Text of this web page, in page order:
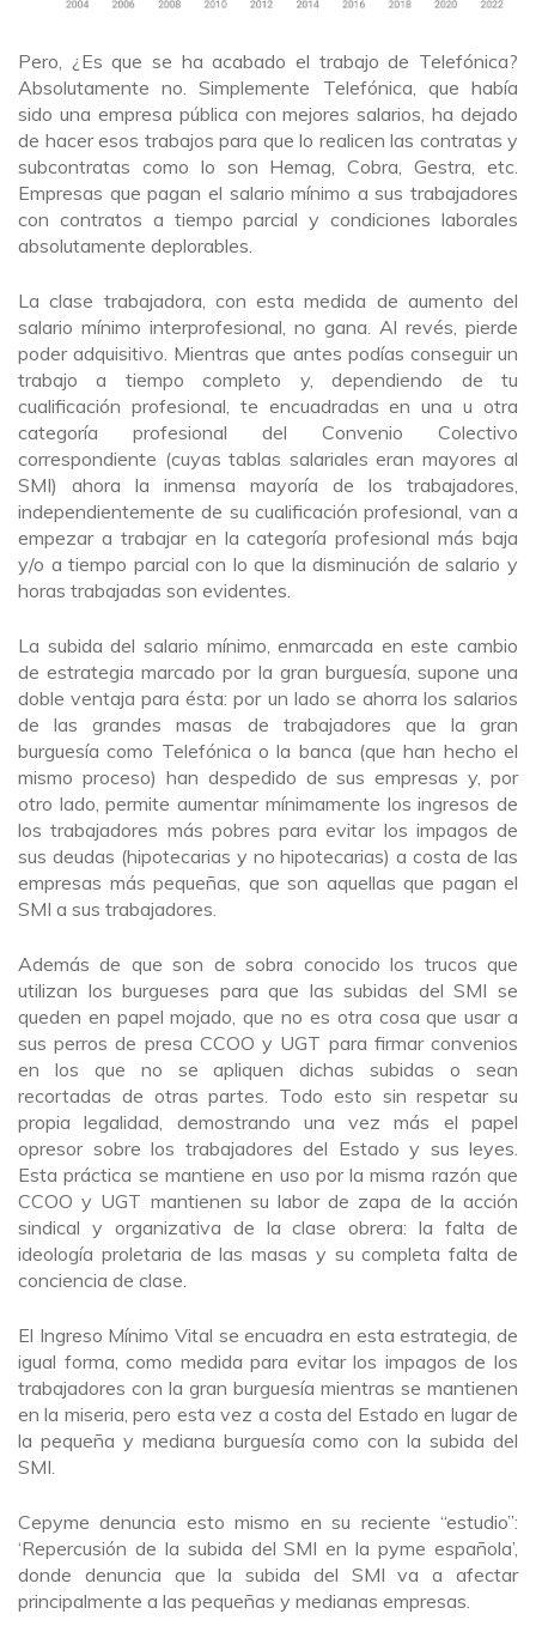
Pero, ¿Es que se ha acabado el trabajo de Telefónica?
Absolutamente no. Simplemente Telefónica, que había
sido una empresa pública con mejores salarios, ha dejado
de hacer esos trabajos para que lo realicen las contratas y
subcontratas como lo son Hemag, Cobra, Gestra, etc.
Empresas que pagan el salario mínimo a sus trabajadores
con contratos a tiempo parcial y condiciones laborales
absolutamente deplorables.
La clase trabajadora, con esta medida de aumento del
salario mínimo interprofesional, no gana. Al revés, pierde
poder adquisitivo. Mientras que antes podías conseguir un
trabajo a tiempo completo y, dependiendo de tu
cualificación profesional, te encuadradas en una u otra
categoría profesional del Convenio Colectivo
correspondiente (cuyas tablas salariales eran mayores al
SMI) ahora la inmensa mayoría de los trabajadores,
independientemente de su cualificación profesional, van a
empezar a trabajar en la categoría profesional más baja
y/o a tiempo parcial con lo que la disminución de salario y
horas trabajadas son evidentes.
La subida del salario mínimo, enmarcada en este cambio
de estrategia marcado por la gran burguesía, supone una
doble ventaja para ésta: por un lado se ahorra los salarios
de las grandes masas de trabajadores que la gran
burguesía como Telefónica o la banca (que han hecho el
mismo proceso) han despedido de sus empresas y, por
otro lado, permite aumentar mínimamente los ingresos de
los trabajadores más pobres para evitar los impagos de
sus deudas (hipotecarias y no hipotecarias) a costa de las
empresas más pequeñas, que son aquellas que pagan el
SMI a sus trabajadores.
Además de que son de sobra conocido los trucos que
utilizan los burgueses para que las subidas del SMI se
queden en papel mojado, que no es otra cosa que usar a
sus perros de presa CCOO y UGT para firmar convenios
en los que no se apliquen dichas subidas o sean
recortadas de otras partes. Todo esto sin respetar su
propia legalidad, demostrando una vez más el papel
opresor sobre los trabajadores del Estado y sus leyes.
Esta práctica se mantiene en uso por la misma razón que
CCOO y UGT mantienen su labor de zapa de la acción
sindical y organizativa de la clase obrera: la falta de
ideología proletaria de las masas y su completa falta de
conciencia de clase.
El Ingreso Mínimo Vital se encuadra en esta estrategia, de
igual forma, como medida para evitar los impagos de los
trabajadores con la gran burguesía mientras se mantienen
en la miseria, pero esta vez a costa del Estado en lugar de
la pequeña y mediana burguesía como con la subida del
SMI.
Cepyme denuncia esto mismo en su reciente “estudio”:
‘Repercusión de la subida del SMI en la pyme española’,
donde denuncia que la subida del SMI va a afectar
principalmente a las pequeñas y medianas empresas.